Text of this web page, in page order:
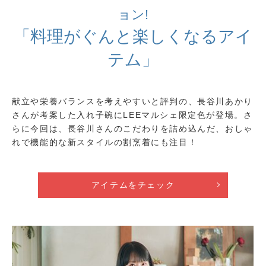
ョン!
「料理がぐんと楽しくなるアイ
テム」
献立や栄養バランスを考えやすいと評判の、長谷川あかり
さんが考案した入れ子碗にLEEマルシェ限定色が登場。さ
らに今回は、長谷川さんのこだわりを詰め込んだ、おしゃ
れで機能的な新スタイルの割烹着にも注目！
アイテムをチェック